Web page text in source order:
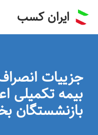
پرش
ایران کسب
جزییات
بیمه تکمیلی
بازنشستگان